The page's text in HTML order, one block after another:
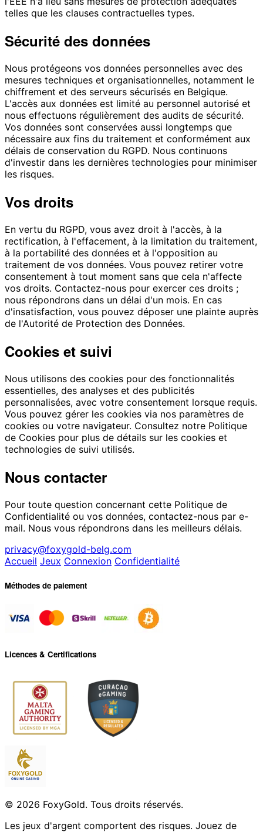
telles que les clauses contractuelles types.
Sécurité des données
Nous protégeons vos données personnelles avec des
mesures techniques et organisationnelles, notamment le
chiffrement et des serveurs sécurisés en Belgique.
L'accès aux données est limité au personnel autorisé et
nous effectuons régulièrement des audits de sécurité.
Vos données sont conservées aussi longtemps que
nécessaire aux fins du traitement et conformément aux
délais de conservation du RGPD. Nous continuons
d'investir dans les dernières technologies pour minimiser
les risques.
Vos droits
En vertu du RGPD, vous avez droit à l'accès, à la
rectification, à l'effacement, à la limitation du traitement,
à la portabilité des données et à l'opposition au
traitement de vos données. Vous pouvez retirer votre
consentement à tout moment sans que cela n'affecte
vos droits. Contactez-nous pour exercer ces droits ;
nous répondrons dans un délai d'un mois. En cas
d'insatisfaction, vous pouvez déposer une plainte auprès
de l'Autorité de Protection des Données.
Cookies et suivi
Nous utilisons des cookies pour des fonctionnalités
essentielles, des analyses et des publicités
personnalisées, avec votre consentement lorsque requis.
Vous pouvez gérer les cookies via nos paramètres de
cookies ou votre navigateur. Consultez notre Politique
de Cookies pour plus de détails sur les cookies et
technologies de suivi utilisés.
Nous contacter
Pour toute question concernant cette Politique de
Confidentialité ou vos données, contactez-nous par e-
mail. Nous vous répondrons dans les meilleurs délais.
privacy@foxygold-belg.com
Accueil Jeux Connexion Confidentialité
Méthodes de paiement
Licences & Certifications
© 2026 FoxyGold. Tous droits réservés.
Les jeux d'argent comportent des risques. Jouez de